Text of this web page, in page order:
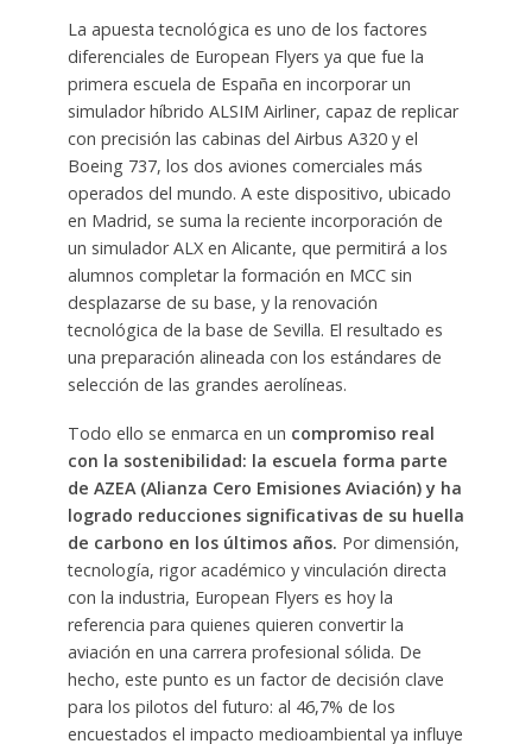
La apuesta tecnológica es uno de los factores
diferenciales de European Flyers ya que fue la
primera escuela de España en incorporar un
simulador híbrido ALSIM Airliner, capaz de replicar
con precisión las cabinas del Airbus A320 y el
Boeing 737, los dos aviones comerciales más
operados del mundo. A este dispositivo, ubicado
en Madrid, se suma la reciente incorporación de
un simulador ALX en Alicante, que permitirá a los
alumnos completar la formación en MCC sin
desplazarse de su base, y la renovación
tecnológica de la base de Sevilla. El resultado es
una preparación alineada con los estándares de
selección de las grandes aerolíneas.
Todo ello se enmarca en un compromiso real
con la sostenibilidad: la escuela forma parte
de AZEA (Alianza Cero Emisiones Aviación) y ha
logrado reducciones significativas de su huella
de carbono en los últimos años. Por dimensión,
tecnología, rigor académico y vinculación directa
con la industria, European Flyers es hoy la
referencia para quienes quieren convertir la
aviación en una carrera profesional sólida. De
hecho, este punto es un factor de decisión clave
para los pilotos del futuro: al 46,7% de los
encuestados el impacto medioambiental ya influye